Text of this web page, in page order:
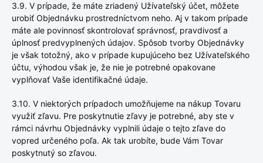
3.9. V prípade, že máte zriadený Užívateľský účet, môžete
urobiť Objednávku prostredníctvom neho. Aj v takom prípade
máte ale povinnosť skontrolovať správnosť, pravdivosť a
úplnosť predvyplnených údajov. Spôsob tvorby Objednávky
je však totožný, ako v prípade kupujúceho bez Užívateľského
účtu, výhodou však je, že nie je potrebné opakovane
vyplňovať Vaše identifikačné údaje.
3.10. V niektorých prípadoch umožňujeme na nákup Tovaru
využiť zľavu. Pre poskytnutie zľavy je potrebné, aby ste v
rámci návrhu Objednávky vyplnili údaje o tejto zľave do
vopred určeného poľa. Ak tak urobíte, bude Vám Tovar
poskytnutý so zľavou.